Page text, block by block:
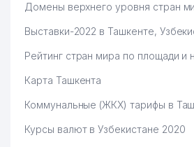
Домены верхнего уровня стран
Выставки-2022 в Ташкенте,
Рейтинг стран мира по площади и
Карта Ташкента
Коммунальные (ЖКХ) тарифы в
Курсы валют в Узбекистане 2020